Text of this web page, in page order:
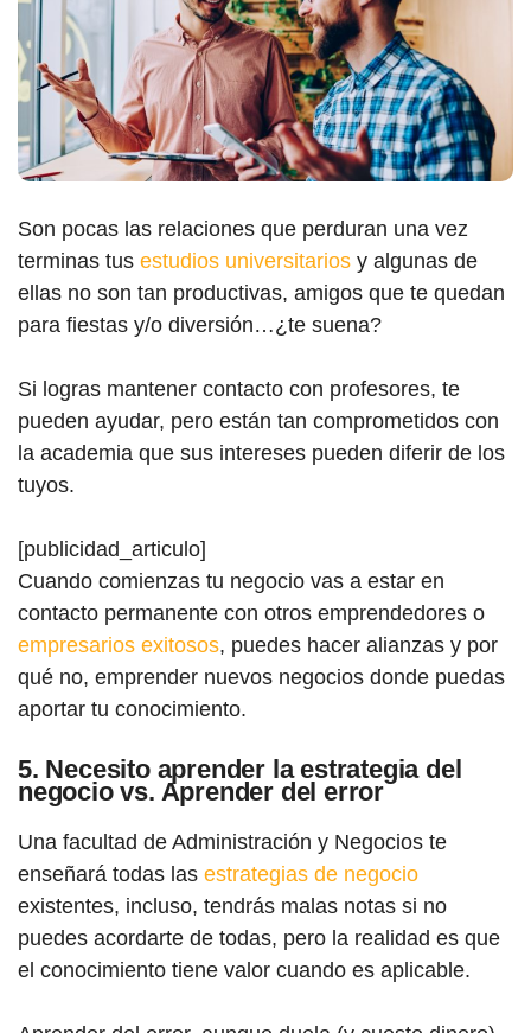
Son pocas las relaciones que perduran una vez
terminas tus estudios universitarios y algunas de
ellas no son tan productivas, amigos que te quedan
para fiestas y/o diversión…¿te suena?
Si logras mantener contacto con profesores, te
pueden ayudar, pero están tan comprometidos con
la academia que sus intereses pueden diferir de los
tuyos.
[publicidad_articulo]
Cuando comienzas tu negocio vas a estar en
contacto permanente con otros emprendedores o
empresarios exitosos, puedes hacer alianzas y por
qué no, emprender nuevos negocios donde puedas
aportar tu conocimiento.
5. Necesito aprender la estrategia del
negocio vs. Aprender del error
Una facultad de Administración y Negocios te
enseñará todas las estrategias de negocio
existentes, incluso, tendrás malas notas si no
puedes acordarte de todas, pero la realidad es que
el conocimiento tiene valor cuando es aplicable.